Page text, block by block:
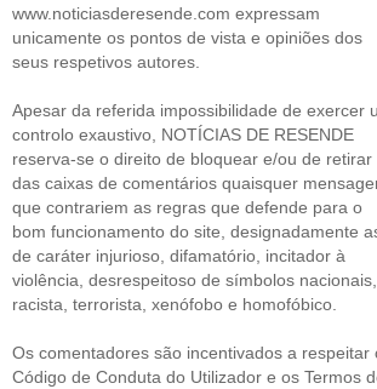
www.noticiasderesende.com expressam
unicamente os pontos de vista e opiniões dos
seus respetivos autores.
Apesar da referida impossibilidade de exercer
controlo exaustivo, NOTÍCIAS DE RESENDE
reserva-se o direito de bloquear e/ou de retirar
das caixas de comentários quaisquer
que contrariem as regras que defende para o
bom funcionamento do site, designadamente
de caráter injurioso, difamatório, incitador à
violência, desrespeitoso de símbolos nacionais,
racista, terrorista, xenófobo e homofóbico.
Os comentadores são incentivados a respeitar
Código de Conduta do Utilizador e os Termos